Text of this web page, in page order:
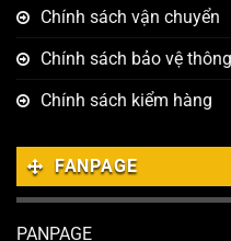
Chính sách vận chuyển
Chính sách bảo vệ
Chính sách kiểm hàng
FANPAGE
PANPAGE